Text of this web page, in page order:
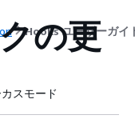
Hooks ユーザーガイ
の更
スモード